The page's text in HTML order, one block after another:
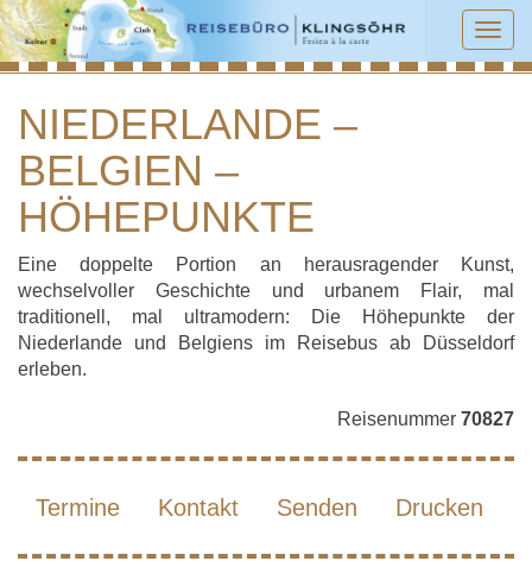
NIEDERLANDE – BELGIEN –
HÖHEPUNKTE
NIEDERLANDE –
BELGIEN –
HÖHEPUNKTE
Eine doppelte Portion an herausragender Kunst,
wechselvoller Geschichte und urbanem Flair, mal
traditionell, mal ultramodern: Die Höhepunkte der
Niederlande und Belgiens im Reisebus ab Düsseldorf
erleben.
Reisenummer 70827
Termine Kontakt Senden Drucken